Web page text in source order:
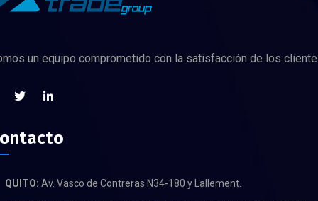
un equipo comprometido con la satisfacción de los
QUITO: Av. Vasco de Contreras N34-180 y Lallement.